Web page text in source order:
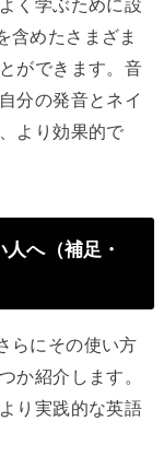
く学ぶために設
含めたさまざま
ができます。音
分の発音とネイ
より効果的で
へ（補足・
らにその使い方
か紹介します。
り実践的な英語